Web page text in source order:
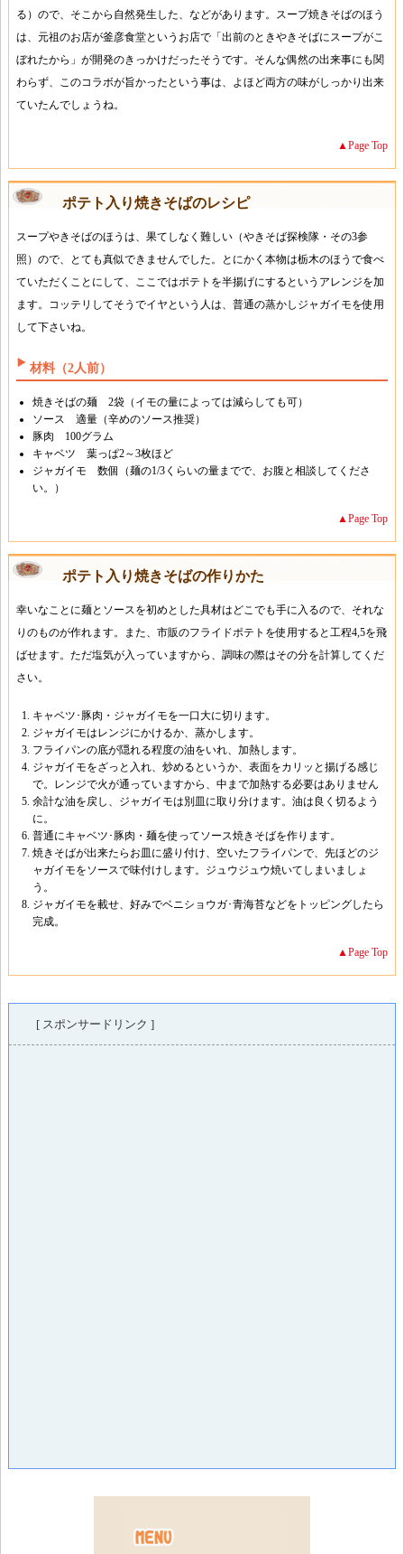
る）ので、そこから自然発生した、などがあります。スープ焼きそばのほう
は、元祖のお店が釜彦食堂というお店で「出前のときやきそばにスープがこ
ぼれたから」が開発のきっかけだったそうです。そんな偶然の出来事にも関
わらず、このコラボが旨かったという事は、よほど両方の味がしっかり出来
ていたんでしょうね。
▲Page Top
ポテト入り焼きそばのレシピ
スープやきそばのほうは、果てしなく難しい（やきそば探検隊・その3参
照）ので、とても真似できませんでした。とにかく本物は栃木のほうで食べ
ていただくことにして、ここではポテトを半揚げにするというアレンジを加
ます。コッテリしてそうでイヤという人は、普通の蒸かしジャガイモを使用
して下さいね。
材料（2人前）
焼きそばの麺 2袋（イモの量によっては減らしても可）
ソース 適量（辛めのソース推奨）
豚肉 100グラム
キャベツ 葉っぱ2～3枚ほど
ジャガイモ 数個（麺の1/3くらいの量までで、お腹と相談してくださ
い。）
▲Page Top
ポテト入り焼きそばの作りかた
幸いなことに麺とソースを初めとした具材はどこでも手に入るので、それな
りのものが作れます。また、市販のフライドポテトを使用すると工程4,5を飛
ばせます。ただ塩気が入っていますから、調味の際はその分を計算してくだ
さい。
キャベツ･豚肉・ジャガイモを一口大に切ります。
ジャガイモはレンジにかけるか、蒸かします。
フライパンの底が隠れる程度の油をいれ、加熱します。
ジャガイモをざっと入れ、炒めるというか、表面をカリッと揚げる感じ
で。レンジで火が通っていますから、中まで加熱する必要はありません
余計な油を戻し、ジャガイモは別皿に取り分けます。油は良く切るよう
に。
普通にキャベツ･豚肉・麺を使ってソース焼きそばを作ります。
焼きそばが出来たらお皿に盛り付け、空いたフライパンで、先ほどのジ
ャガイモをソースで味付けします。ジュウジュウ焼いてしまいましょ
う。
ジャガイモを載せ、好みでベニショウガ･青海苔などをトッピングしたら
完成。
▲Page Top
[ スポンサードリンク ]